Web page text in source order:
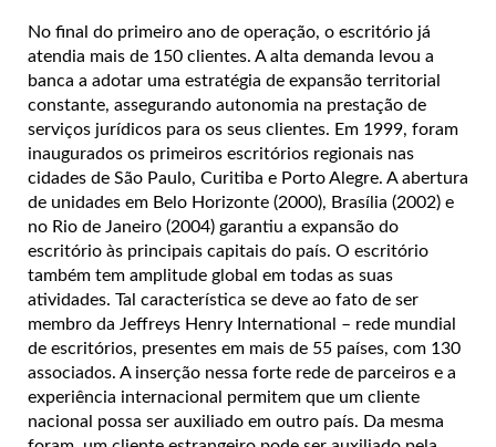
No final do primeiro ano de operação, o escritório já
atendia mais de 150 clientes. A alta demanda levou a
banca a adotar uma estratégia de expansão territorial
constante, assegurando autonomia na prestação de
serviços jurídicos para os seus clientes. Em 1999, foram
inaugurados os primeiros escritórios regionais nas
cidades de São Paulo, Curitiba e Porto Alegre. A abertura
de unidades em Belo Horizonte (2000), Brasília (2002) e
no Rio de Janeiro (2004) garantiu a expansão do
escritório às principais capitais do país. O escritório
também tem amplitude global em todas as suas
atividades. Tal característica se deve ao fato de ser
membro da Jeffreys Henry International – rede mundial
de escritórios, presentes em mais de 55 países, com 130
associados. A inserção nessa forte rede de parceiros e a
experiência internacional permitem que um cliente
nacional possa ser auxiliado em outro país. Da mesma